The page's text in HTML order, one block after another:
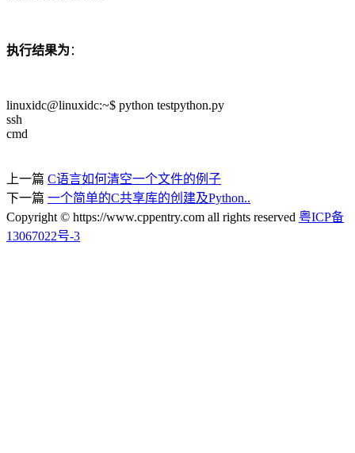
执行结果为 ：
linuxidc@linuxidc:~$ python testpython.py
ssh
cmd
上一篇 C语言如何清空一个文件的例子
下一篇 一个简单的C共享库的创建及Python..
Copyright © https://www.cppentry.com all rights reserved 粤ICP备
13067022号-3